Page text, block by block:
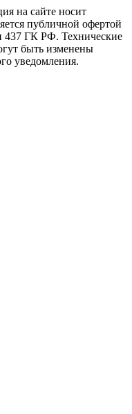
на сайте носит
публичной офертой
437 ГК РФ. Технические
быть изменены
уведомления.